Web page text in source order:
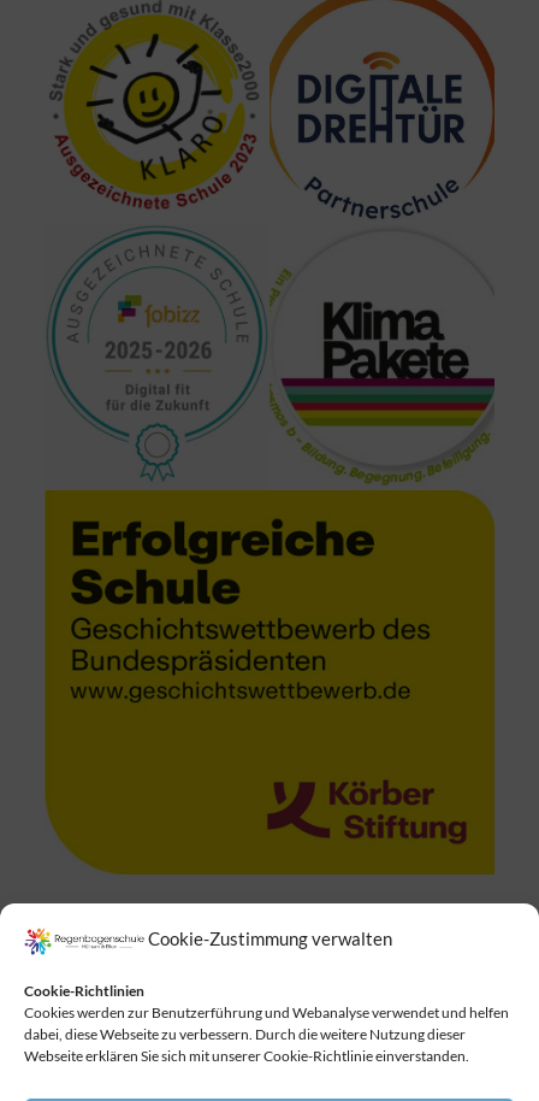
Cookie-Zustimmung verwalten
Cookie-Richtlinien
Cookies werden zur Benutzerführung und Webanalyse verwendet und helfen
dabei, diese Webseite zu verbessern. Durch die weitere Nutzung dieser
Webseite erklären Sie sich mit unserer Cookie-Richtlinie einverstanden.